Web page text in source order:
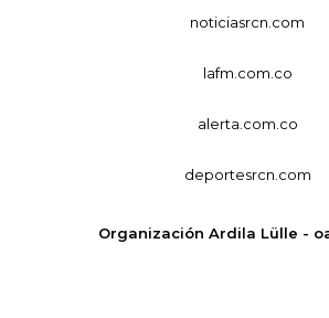
noticiasrcn.com
lafm.com.co
alerta.com.co
deportesrcn.com
Organización Ardila Lülle -